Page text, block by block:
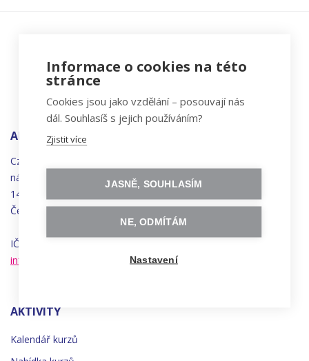
ADRESA
Czechitas, z.ú.
náměstí
Synků 1748/17
140 00 Praha 4 - Nusle
Česká republika
IČO 22834958 | DIČ CZ22834958
info@czechitas.cz
AKTIVITY
Kalendář kurzů
Informace o cookies na této
stránce
Cookies jsou jako vzdělání – posouvají nás
dál. Souhlasíš s jejich používáním?
Zjistit více
JASNĚ, SOUHLASÍM
NE, ODMÍTÁM
Nastavení